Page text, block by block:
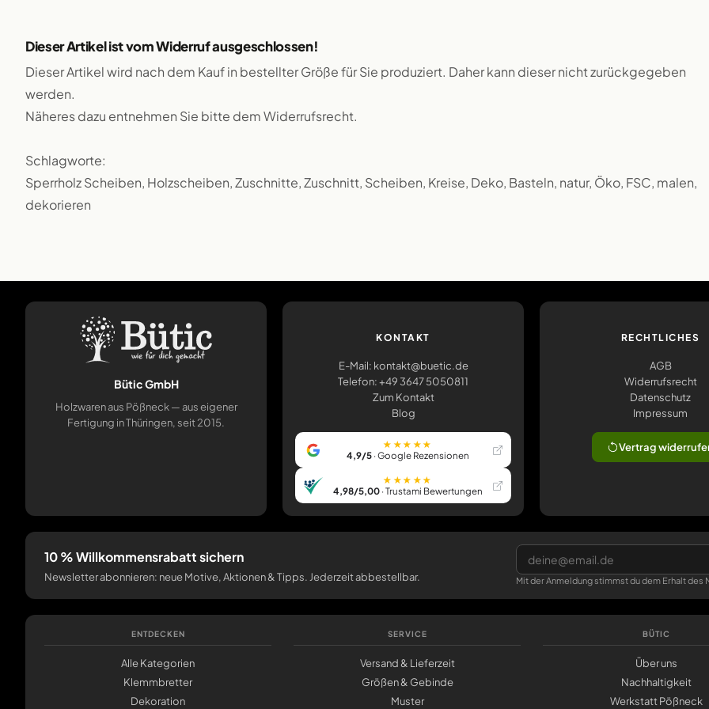
Dieser Artikel ist vom Widerruf ausgeschlossen!
Dieser Artikel wird nach dem Kauf in bestellter Größe für Sie produziert. Daher kann dieser nicht zurückgegeben
werden.
Näheres dazu entnehmen Sie bitte dem Widerrufsrecht.
Schlagworte:
Sperrholz Scheiben, Holzscheiben, Zuschnitte, Zuschnitt, Scheiben, Kreise, Deko, Basteln, natur, Öko, FSC, malen,
dekorieren
Bütic GmbH
Holzwaren aus Pößneck — aus eigener
Fertigung in Thüringen, seit 2015.
KONTAKT
E-Mail: kontakt@buetic.de
Telefon: +49 3647 5050811
Zum Kontakt
Blog
★★★★★
4,9/5 · Google Rezensionen
★★★★★
4,98/5,00 · Trustami Bewertungen
RECHTLICHES
AGB
Widerrufsrecht
Datenschutz
Impressum
Vertrag
10 % Willkommensrabatt sichern
Newsletter abonnieren: neue Motive, Aktionen & Tipps. Jederzeit abbestellbar. Mit der Anmeldung stimmst du dem Erhalt
ENTDECKEN
Alle Kategorien
Klemmbretter
Dekoration
SERVICE
Versand & Lieferzeit
Größen & Gebinde
Muster
BÜTIC
Über uns
Nachhaltigkeit
Werkstatt Pößneck